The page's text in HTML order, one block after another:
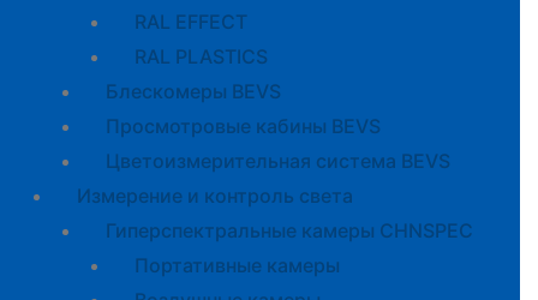
RAL EFFECT
RAL PLASTICS
Блескомеры BEVS
Просмотровые кабины BEVS
Цветоизмерительная система BEVS
Измерение и контроль света
Гиперспектральные камеры CHNSPEC
Портативные камеры